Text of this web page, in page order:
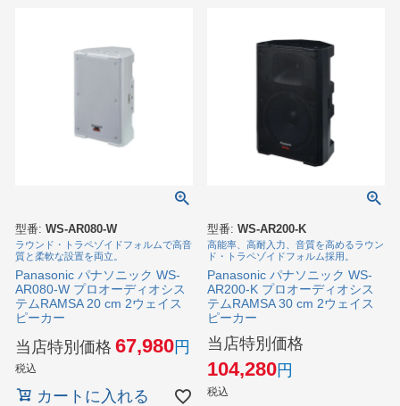
型番: WS-AR080-W
ラウンド・トラペゾイドフォルムで高音
質と柔軟な設置を両立。
Panasonic パナソニック WS-
AR080-W プロオーディオシス
テムRAMSA 20 cm 2ウェイス
ピーカー
当店特別価格 67,980
税込
カートに入れる
型番: WS-AR200-K
高能率、高耐入力、音質を高めるラウン
ド・トラペゾイドフォルム採用。
Panasonic パナソニック WS-
AR200-K プロオーディオシス
テムRAMSA 30 cm 2ウェイス
ピーカー
当店特別価格
104,280
税込